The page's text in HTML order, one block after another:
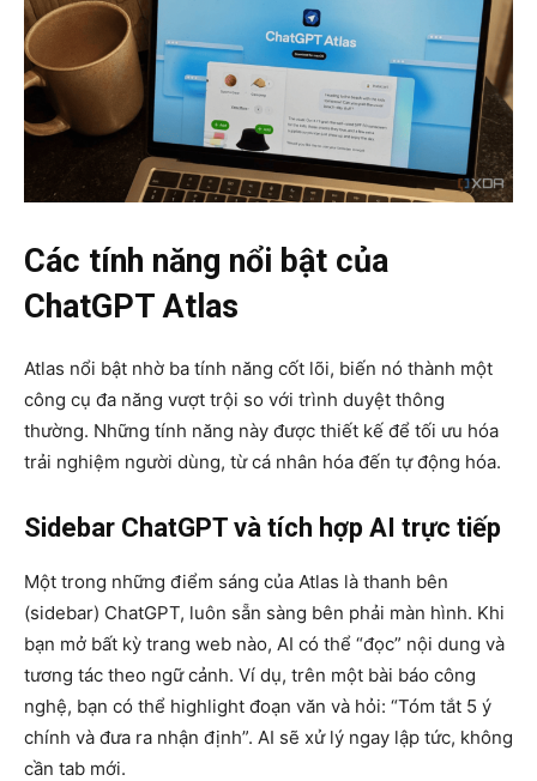
Các tính năng nổi bật của
ChatGPT Atlas
Atlas nổi bật nhờ ba tính năng cốt lõi, biến nó thành một
công cụ đa năng vượt trội so với trình duyệt thông
thường. Những tính năng này được thiết kế để tối ưu hóa
trải nghiệm người dùng, từ cá nhân hóa đến tự động hóa.
Sidebar ChatGPT và tích hợp AI trực tiếp
Một trong những điểm sáng của Atlas là thanh bên
(sidebar) ChatGPT, luôn sẵn sàng bên phải màn hình. Khi
bạn mở bất kỳ trang web nào, AI có thể “đọc” nội dung và
tương tác theo ngữ cảnh. Ví dụ, trên một bài báo công
nghệ, bạn có thể highlight đoạn văn và hỏi: “Tóm tắt 5 ý
chính và đưa ra nhận định”. AI sẽ xử lý ngay lập tức, không
cần tab mới.